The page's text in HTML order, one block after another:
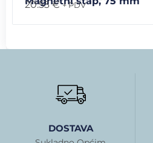
20.53€ + PDV
DOSTAVA